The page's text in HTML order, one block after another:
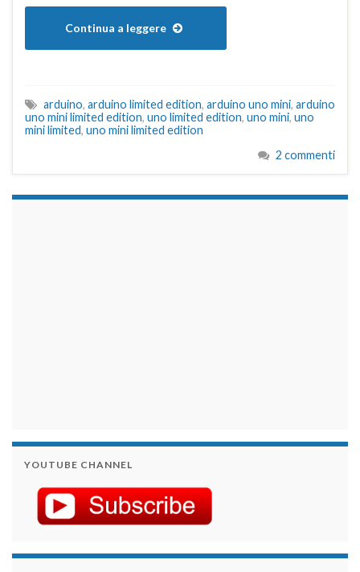
Continua a leggere
arduino, arduino limited edition, arduino uno mini, arduino
uno mini limited edition, uno limited edition, uno mini, uno
mini limited, uno mini limited edition
2 commenti
YOUTUBE CHANNEL